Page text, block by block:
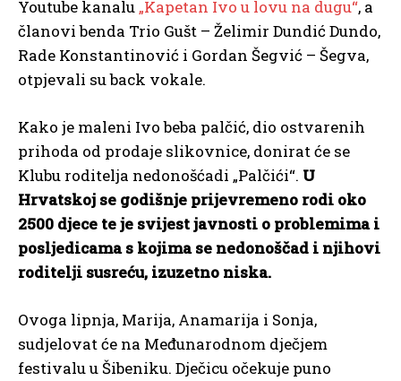
Youtube kanalu „Kapetan Ivo u lovu na dugu“, a
članovi benda Trio Gušt – Želimir Dundić Dundo,
Rade Konstantinović i Gordan Šegvić – Šegva,
otpjevali su back vokale.
Kako je maleni Ivo beba palčić, dio ostvarenih
prihoda od prodaje slikovnice, donirat će se
Klubu roditelja nedonošćadi „Palčići“. U
Hrvatskoj se godišnje prijevremeno rodi oko
2500 djece te je svijest javnosti o problemima i
posljedicama s kojima se nedonoščad i njihovi
roditelji susreću, izuzetno niska.
Ovoga lipnja, Marija, Anamarija i Sonja,
sudjelovat će na Međunarodnom dječjem
festivalu u Šibeniku. Dječicu očekuje puno